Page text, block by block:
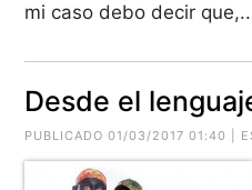
mi caso debo decir
Desde el
PUBLICADO 01/03/2017 01:40 |